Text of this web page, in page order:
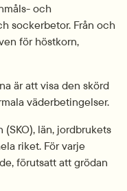
och
sockerbetor. Från och
för höstkorn,
är att visa den skörd
väderbetingelser.
län, jordbrukets
riket. För varje
förutsatt att grödan